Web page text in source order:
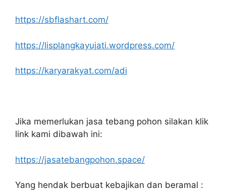
https://sbflashart.com/
https://lisplangkayujati.wordpress.com/
https://karyarakyat.com/adi
Jika memerlukan jasa tebang pohon silakan klik
link kami dibawah ini:
https://jasatebangpohon.space/
Yang hendak berbuat kebajikan dan beramal :